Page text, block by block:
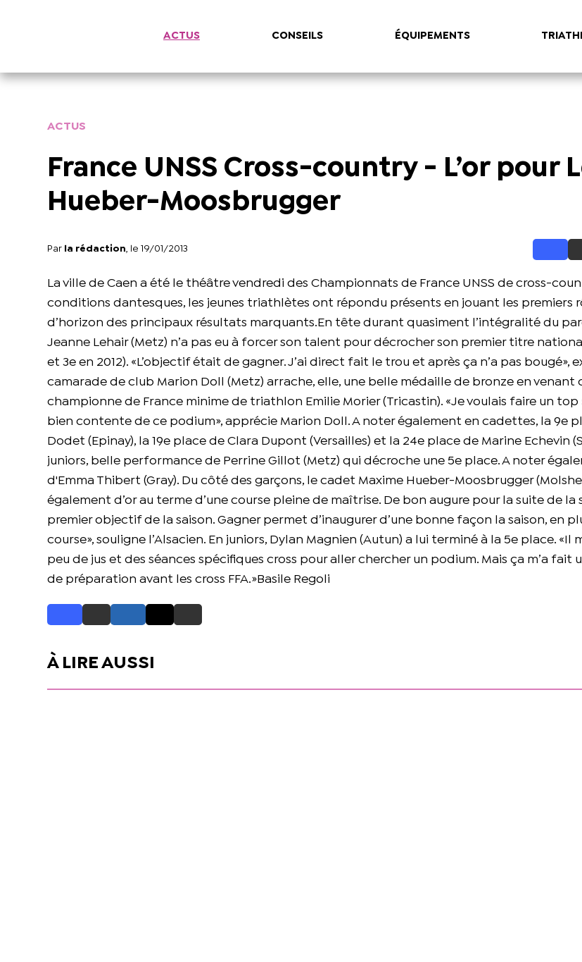
ACTUS CONSEILS ÉQUIPEMENTS
ACTUS
France UNSS Cross-country - L’or pour
Hueber-Moosbrugger
Par la rédaction , le 19/01/2013
La ville de Caen a été le théâtre vendredi des Championnats de France UNSS de cross-
conditions dantesques, les jeunes triathlètes ont répondu présents en jouant les premiers
d’horizon des principaux résultats marquants.En tête durant quasiment l’intégralité du
Jeanne Lehair (Metz) n’a pas eu à forcer son talent pour décrocher son premier titre national
et 3e en 2012). «L’objectif était de gagner. J’ai direct fait le trou et après ça n’a pas bougé»,
camarade de club Marion Doll (Metz) arrache, elle, une belle médaille de bronze en venant
championne de France minime de triathlon Emilie Morier (Tricastin). «Je voulais faire un top
bien contente de ce podium», apprécie Marion Doll. A noter également en cadettes, la 9e
Dodet (Epinay), la 19e place de Clara Dupont (Versailles) et la 24e place de Marine Echevin
juniors, belle performance de Perrine Gillot (Metz) qui décroche une 5e place. A noter
d'Emma Thibert (Gray). Du côté des garçons, le cadet Maxime Hueber-Moosbrugger
également d’or au terme d’une course pleine de maîtrise. De bon augure pour la suite de la
premier objectif de la saison. Gagner permet d’inaugurer d’une bonne façon la saison, en
course», souligne l’Alsacien. En juniors, Dylan Magnien (Autun) a lui terminé à la 5e place. «Il
peu de jus et des séances spécifiques cross pour aller chercher un podium. Mais ça m’a fait
de préparation avant les cross FFA.»Basile Regoli
À LIRE AUSSI